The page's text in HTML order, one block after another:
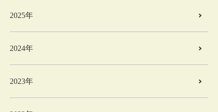
2025年
2024年
2023年